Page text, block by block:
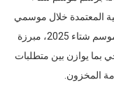
نفس الكمية المعتمدة خلال موسمي
شتاء 2024 و2022-2023، مقابل 880 طنا خلال موسم شتاء 2025، مبرزة
بما يوازن بين متطلبات
المخزون.